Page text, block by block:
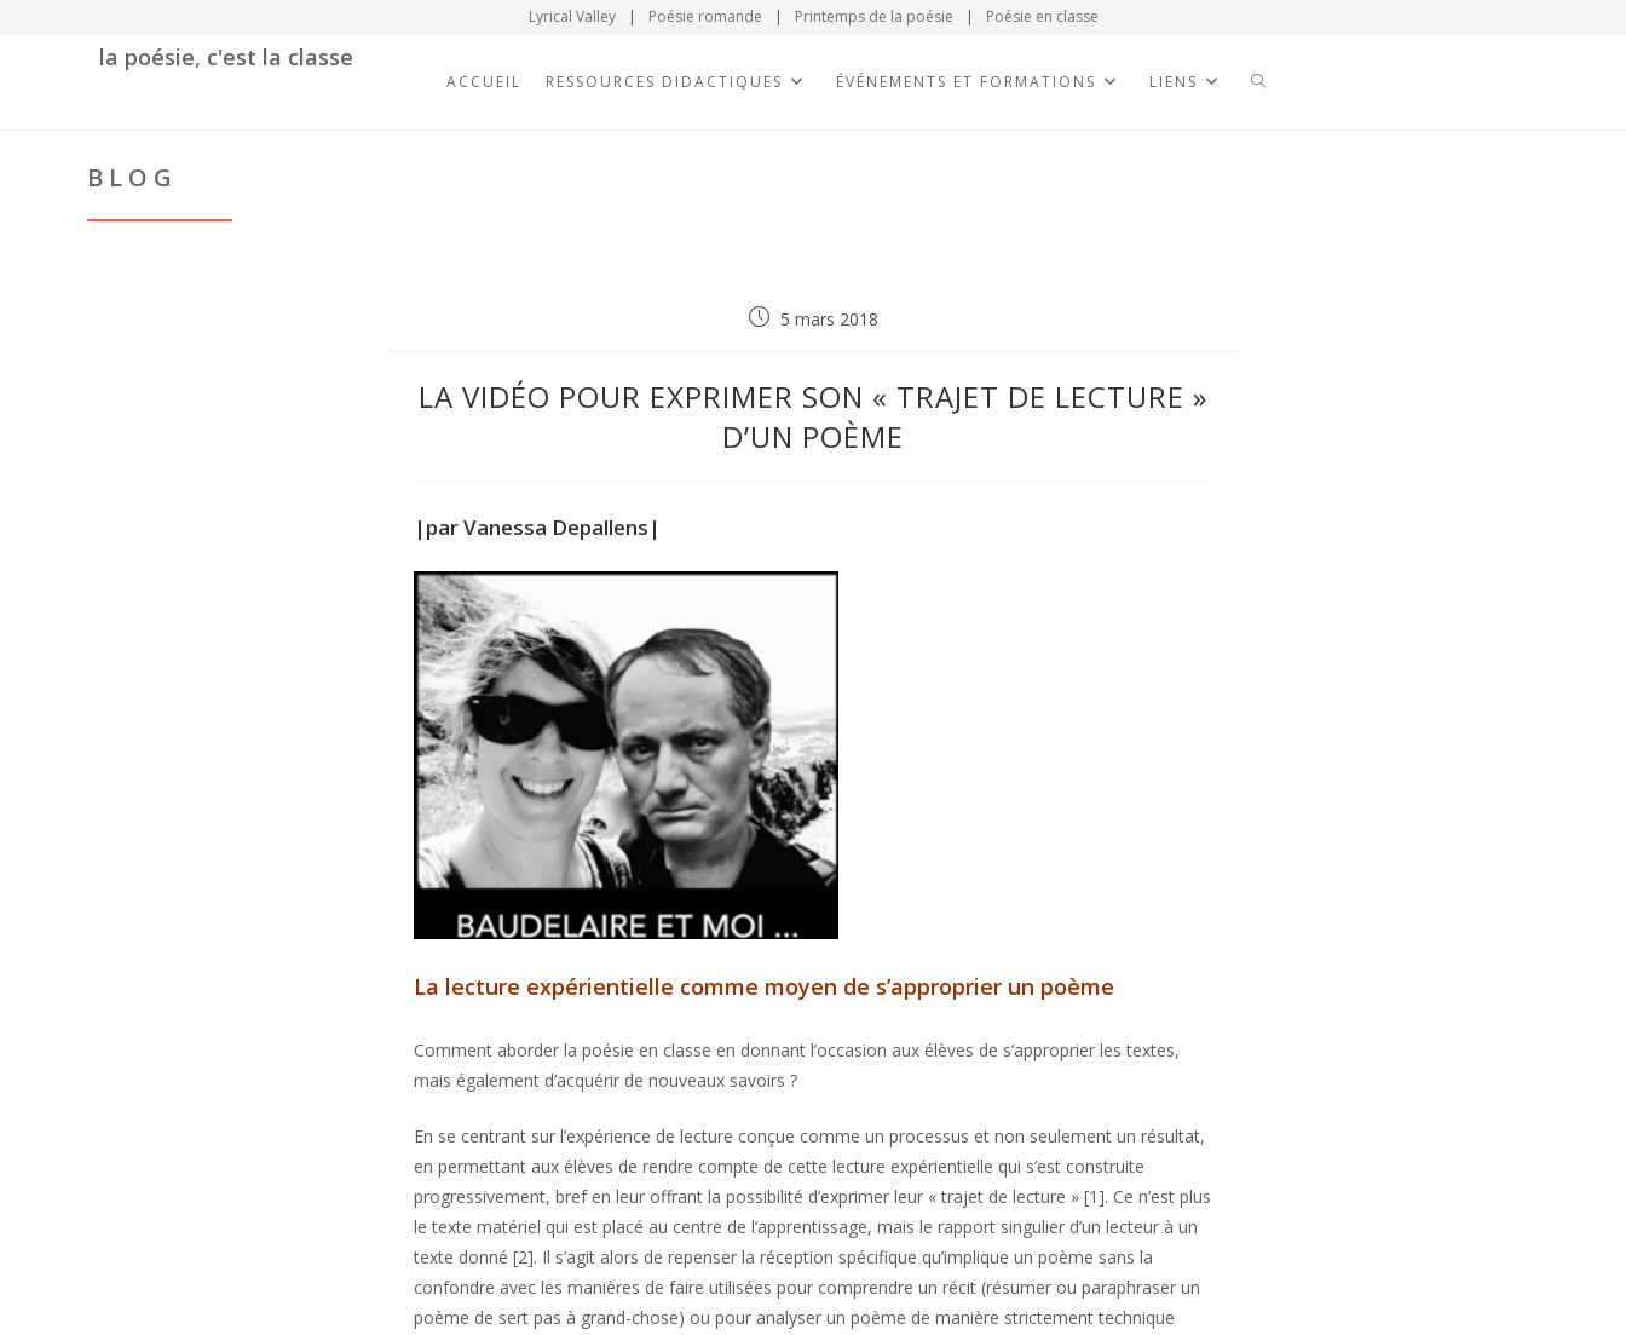
Lyrical Valley | Poésie romande | Printemps de la poésie | Poésie en classe
la poésie, c'est la classe
ACCUEIL RESSOURCES DIDACTIQUES ÉVÉNEMENTS ET FORMATIONS LIENS
BLOG
5 mars 2018
LA VIDÉO POUR EXPRIMER SON « TRAJET DE LECTURE »
D’UN POÈME
|par Vanessa Depallens|
La lecture expérientielle comme moyen de s’approprier un poème
Comment aborder la poésie en classe en donnant l’occasion aux élèves de s’approprier les textes,
mais également d’acquérir de nouveaux savoirs ?
En se centrant sur l’expérience de lecture conçue comme un processus et non seulement un résultat,
en permettant aux élèves de rendre compte de cette lecture expérientielle qui s’est construite
progressivement, bref en leur offrant la possibilité d’exprimer leur « trajet de lecture » [1]. Ce n’est plus
le texte matériel qui est placé au centre de l’apprentissage, mais le rapport singulier d’un lecteur à un
texte donné [2]. Il s’agit alors de repenser la réception spécifique qu’implique un poème sans la
confondre avec les manières de faire utilisées pour comprendre un récit (résumer ou paraphraser un
poème de sert pas à grand-chose) ou pour analyser un poème de manière strictement technique